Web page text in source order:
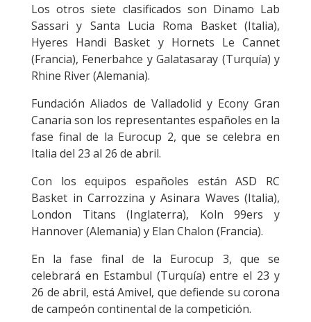
Los otros siete clasificados son Dinamo Lab
Sassari y Santa Lucia Roma Basket (Italia),
Hyeres Handi Basket y Hornets Le Cannet
(Francia), Fenerbahce y Galatasaray (Turquía) y
Rhine River (Alemania).
Fundación Aliados de Valladolid y Econy Gran
Canaria son los representantes españoles en la
fase final de la Eurocup 2, que se celebra en
Italia del 23 al 26 de abril.
Con los equipos españoles están ASD RC
Basket in Carrozzina y Asinara Waves (Italia),
London Titans (Inglaterra), Koln 99ers y
Hannover (Alemania) y Elan Chalon (Francia).
En la fase final de la Eurocup 3, que se
celebrará en Estambul (Turquía) entre el 23 y
26 de abril, está Amivel, que defiende su corona
de campeón continental de la competición.